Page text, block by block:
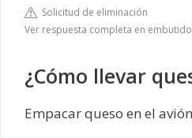
Solicitud de eliminación
Ver respuesta completa en
¿Cómo llevar
Empacar queso en el avión